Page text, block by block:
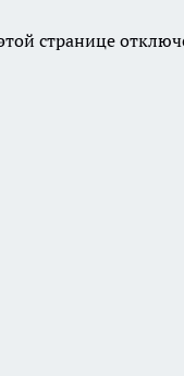
странице